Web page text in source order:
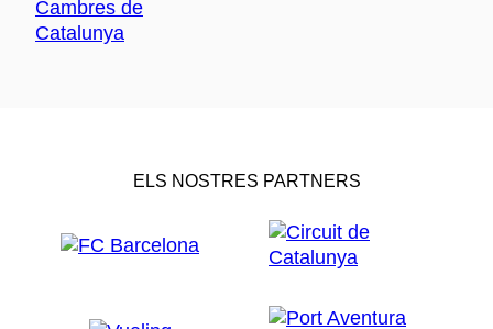
ELS NOSTRES PARTNERS